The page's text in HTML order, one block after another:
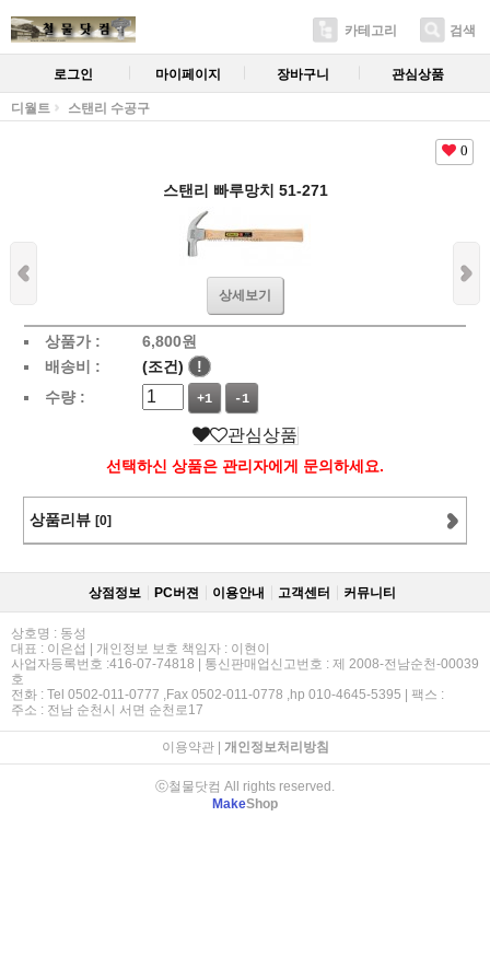
카테고리 검색
로그인 마이페이지 장바구니 관심상품
디월트 스탠리 수공구
0
스탠리 빠루망치 51-271
상세보기
상품가 : 6,800원
배송비 :
(조건)
!
수량 :
+1 -1
관심상품
선택하신 상품은 관리자에게 문의하세요.
상품리뷰 [0]
상점정보 PC버젼 이용안내 고객센터 커뮤니티
상호명 : 동성
대표 : 이은섭 | 개인정보 보호 책임자 : 이현이
사업자등록번호 :416-07-74818 | 통신판매업신고번호 : 제 2008-전남순천-00039
호
전화 : Tel 0502-011-0777 ,Fax 0502-011-0778 ,hp 010-4645-5395 | 팩스 :
주소 : 전남 순천시 서면 순천로17
이용약관| 개인정보처리방침
ⓒ철물닷컴 All rights reserved.
MakeShop